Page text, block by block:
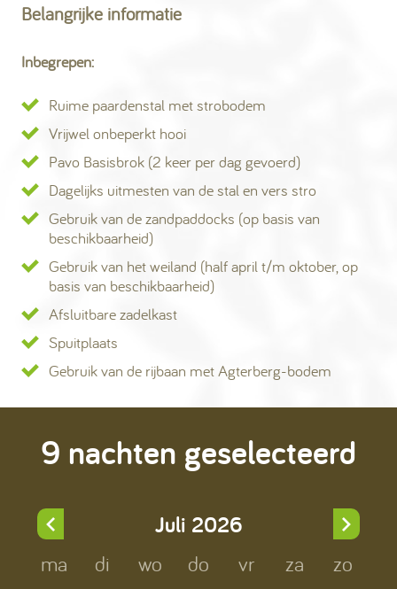
Belangrijke informatie
Inbegrepen:
Ruime paardenstal met strobodem
Vrijwel onbeperkt hooi
Pavo Basisbrok (2 keer per dag gevoerd)
Dagelijks uitmesten van de stal en vers stro
Gebruik van de zandpaddocks (op basis van
beschikbaarheid)
Gebruik van het weiland (half april t/m oktober, op
basis van beschikbaarheid)
Afsluitbare zadelkast
Spuitplaats
Gebruik van de rijbaan met Agterberg-bodem
9 nachten geselecteerd
Juli 2026
ma di wo do vr za zo